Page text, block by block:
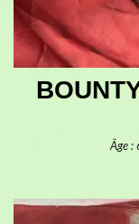
Âge :